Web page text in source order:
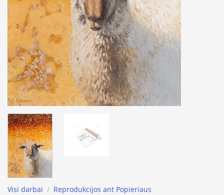
Visi darbai / Reprodukcijos ant Popieriaus